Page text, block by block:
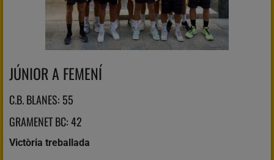
JÚNIOR A FEMENÍ
C.B. BLANES: 55
GRAMENET BC: 42
Victòria treballada